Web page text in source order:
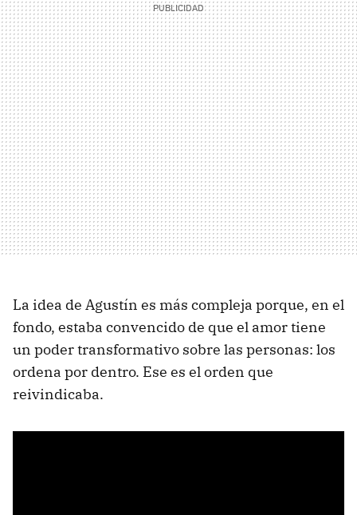
La idea de Agustín es más compleja porque, en el
fondo, estaba convencido de que el amor tiene
un poder transformativo sobre las personas: los
ordena por dentro. Ese es el orden que
reivindicaba.